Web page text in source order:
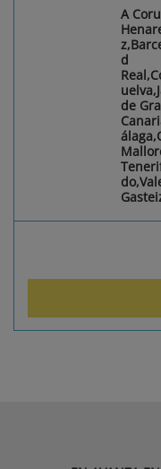
A
d
de